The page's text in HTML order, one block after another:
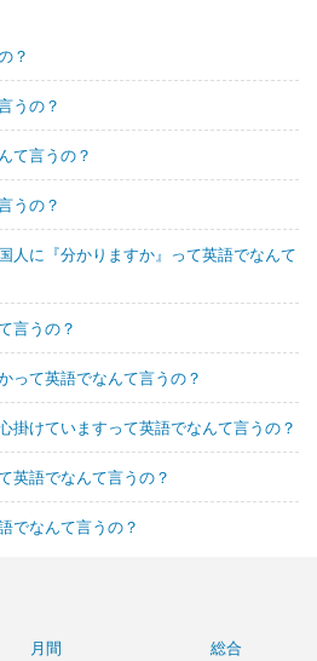
？
うの？
て言うの？
うの？
人に『分かりますか』って英語でなんて
言うの？
って英語でなんて言うの？
掛けていますって英語でなんて言うの？
英語でなんて言うの？
でなんて言うの？
月間
総合